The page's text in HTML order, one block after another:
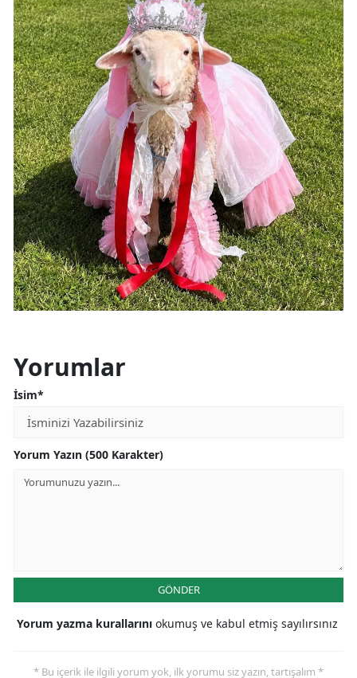
Yorumlar
İsim*
Yorum Yazın (500 Karakter)
GÖNDER
Yorum yazma kurallarını okumuş ve kabul etmiş sayılırsınız
* Bu içerik ile ilgili yorum yok, ilk yorumu siz yazın, tartışalım *